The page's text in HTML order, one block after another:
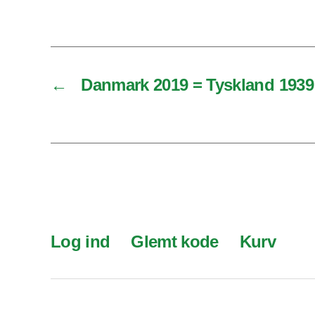
← Danmark 2019 = Tyskland 1939
Log ind Glemt kode Kurv